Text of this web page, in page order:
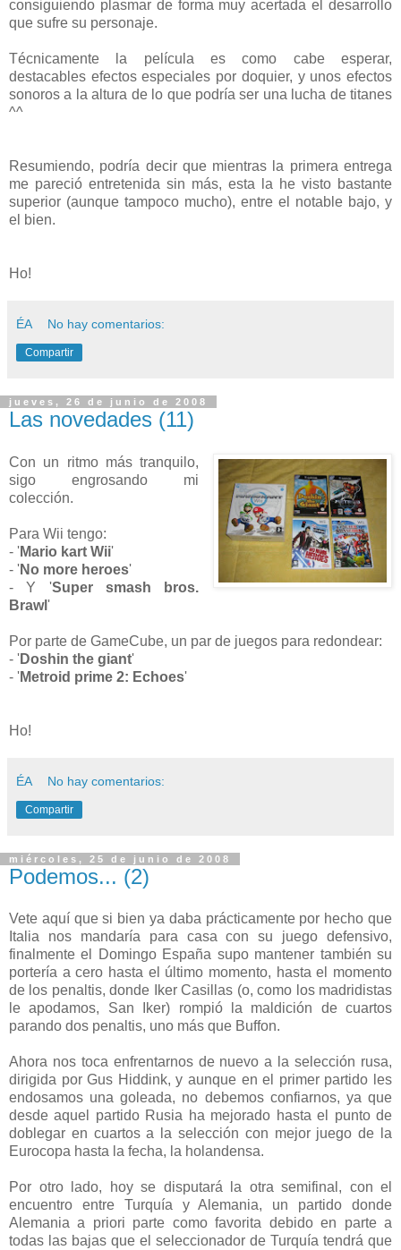
consiguiendo plasmar de forma muy acertada el desarrollo
que sufre su personaje.
Técnicamente la película es como cabe esperar,
destacables efectos especiales por doquier, y unos efectos
sonoros a la altura de lo que podría ser una lucha de titanes
^^
Resumiendo, podría decir que mientras la primera entrega
me pareció entretenida sin más, esta la he visto bastante
superior (aunque tampoco mucho), entre el notable bajo, y
el bien.
Ho!
ÉA No hay comentarios:
Compartir
jueves, 26 de junio de 2008
Las novedades (11)
Con un ritmo más tranquilo,
sigo engrosando mi
colección.
Para Wii tengo:
- 'Mario kart Wii'
- 'No more heroes'
- Y 'Super smash bros.
Brawl'
Por parte de GameCube, un par de juegos para redondear:
- 'Doshin the giant'
- 'Metroid prime 2: Echoes'
Ho!
ÉA No hay comentarios:
Compartir
miércoles, 25 de junio de 2008
Podemos... (2)
Vete aquí que si bien ya daba prácticamente por hecho que
Italia nos mandaría para casa con su juego defensivo,
finalmente el Domingo España supo mantener también su
portería a cero hasta el último momento, hasta el momento
de los penaltis, donde Iker Casillas (o, como los madridistas
le apodamos, San Iker) rompió la maldición de cuartos
parando dos penaltis, uno más que Buffon.
Ahora nos toca enfrentarnos de nuevo a la selección rusa,
dirigida por Gus Hiddink, y aunque en el primer partido les
endosamos una goleada, no debemos confiarnos, ya que
desde aquel partido Rusia ha mejorado hasta el punto de
doblegar en cuartos a la selección con mejor juego de la
Eurocopa hasta la fecha, la holandensa.
Por otro lado, hoy se disputará la otra semifinal, con el
encuentro entre Turquía y Alemania, un partido donde
Alemania a priori parte como favorita debido en parte a
todas las bajas que el seleccionador de Turquía tendrá que